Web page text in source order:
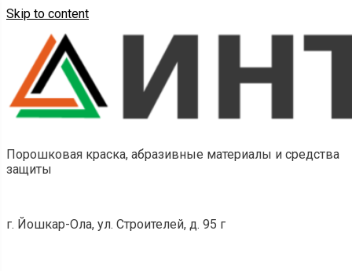
Skip to content
Порошковая краска, абразивные материалы и средства
защиты
г. Йошкар-Ола, ул. Строителей, д. 95 г